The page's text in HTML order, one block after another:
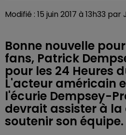
Modifié : 15 juin 2017 à 13h33
Bonne nouvelle
fans, Patrick
pour les 24 Heures
L'acteur américain
l'écurie Dempsey-
devrait assister à la
soutenir son équipe.